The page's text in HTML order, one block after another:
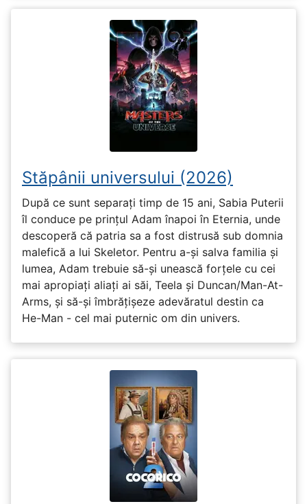
Stăpânii universului (2026)
După ce sunt separați timp de 15 ani, Sabia Puterii
îl conduce pe prințul Adam înapoi în Eternia, unde
descoperă că patria sa a fost distrusă sub domnia
malefică a lui Skeletor. Pentru a-și salva familia și
lumea, Adam trebuie să-și unească forțele cu cei
mai apropiați aliați ai săi, Teela și Duncan/Man-At-
Arms, și să-și îmbrățișeze adevăratul destin ca
He-Man - cel mai puternic om din univers.